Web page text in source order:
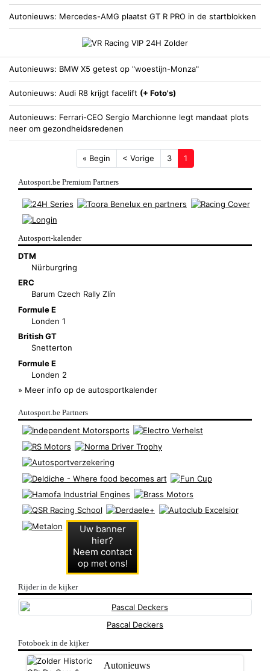
Autonieuws Mercedes-AMG plaatst GT R PRO in de startblokken
Autonieuws BMW X5 getest op "woestijn-Monza"
Autonieuws Audi R8 krijgt facelift (+ Foto's)
Autonieuws
Ferrari-CEO Sergio Marchionne legt mandaat plots
neer om gezondheidsredenen
« Begin < Vorige 3 1
Autosport.be Premium Partners
Autosport-kalender
DTM
Nürburgring
ERC
Barum Czech Rally Zlín
Formule E
Londen 1
British GT
Snetterton
Formule E
Londen 2
» Meer info op de autosportkalender
Autosport.be Partners
Uw banner
hier?
Neem contact
op met ons!
Rijder in de kijker
Pascal Deckers
Fotoboek in de kijker
Autonieuws